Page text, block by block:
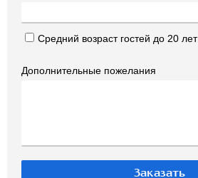
Средний возраст гостей до 20 лет
Дополнительные пожелания